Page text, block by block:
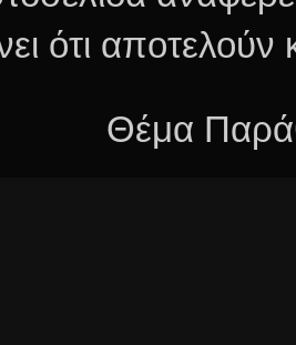
ότι
Θέμα